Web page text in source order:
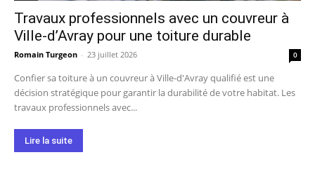
Travaux professionnels avec un couvreur à
Ville-d’Avray pour une toiture durable
Romain Turgeon - 23 juillet 2026 0
Confier sa toiture à un couvreur à Ville-d'Avray qualifié est une
décision stratégique pour garantir la durabilité de votre habitat. Les
travaux professionnels avec...
Lire la suite